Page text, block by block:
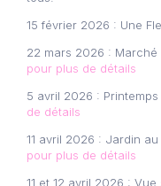
15 février 2026 : Une
22 mars 2026 :
pour plus de détails
5 avril 2026 :
de détails
11 avril 2026 : Jardin
pour plus de détails
11 et 12 avril 2026 : Vue